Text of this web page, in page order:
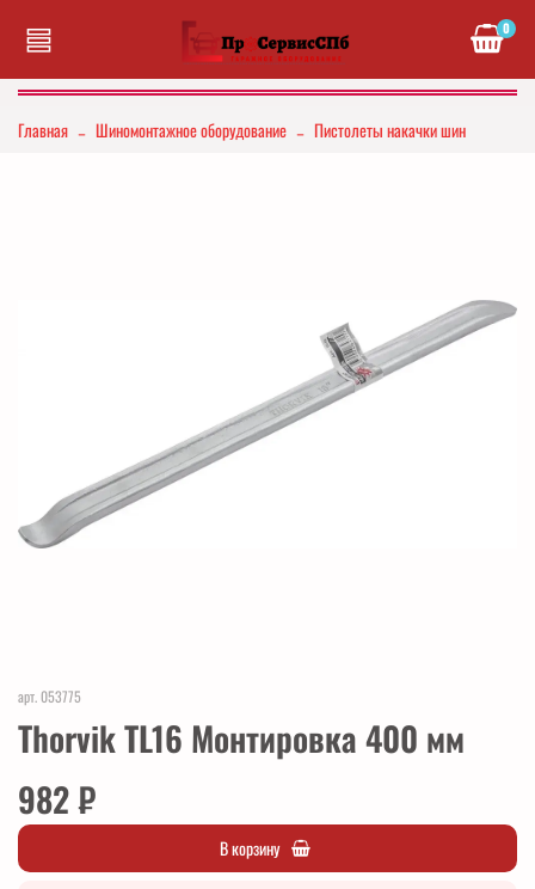
0
Главная Шиномонтажное оборудование Пистолеты накачки шин
арт.053775
Thorvik TL16 Монтировка 400 мм
982 ₽
В корзину